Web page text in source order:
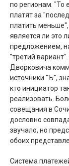
по регионам. "То
платят за
платить
является ли это
предложением,
"третий
Дворковича
источники "Ъ",
кто инициатор
реализовать.
совещания в
дословно
звучало, но
обоих
Система